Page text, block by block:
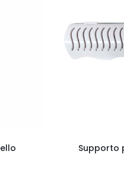
Supporto